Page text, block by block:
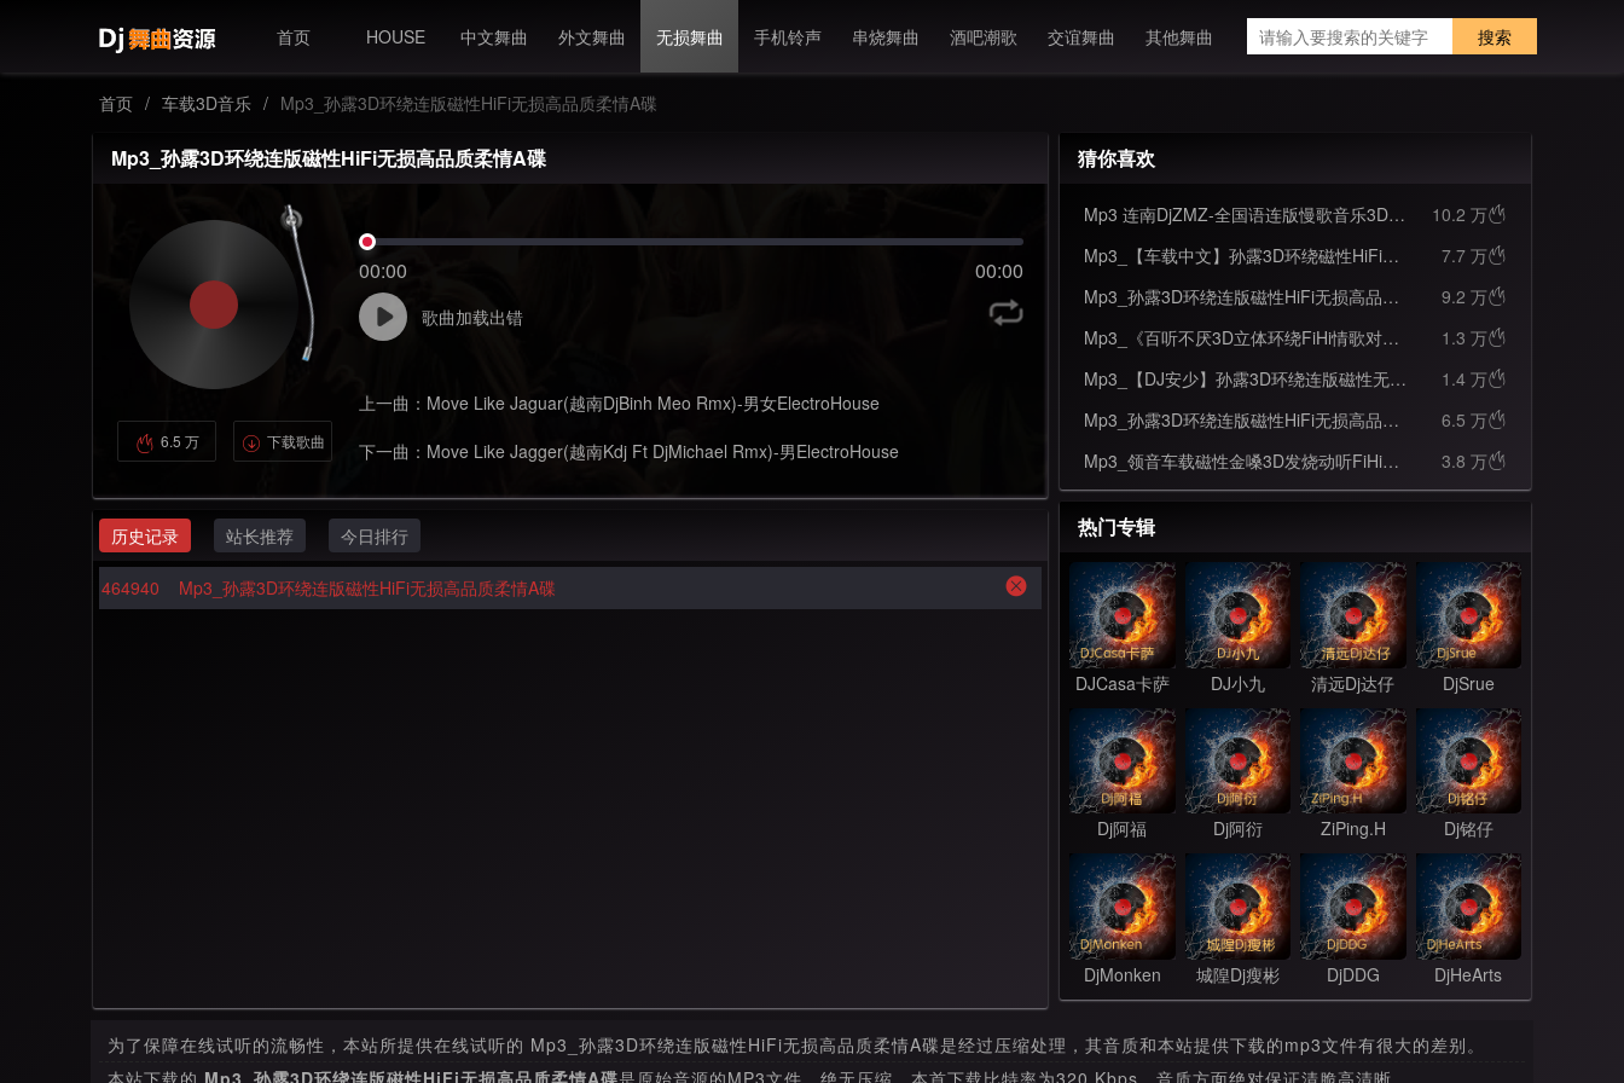
首页 HOUSE 中文舞曲 外文舞曲 无损舞曲 手机铃声 串烧舞曲 酒吧潮歌 交谊舞曲 其他舞曲 搜索
首页 / 车载3D音乐 / Mp3_孙露3D环绕连版磁性HiFi无损高品质柔情A碟
Mp3_孙露3D环绕连版磁性HiFi无损高品质柔情A碟
6.5 万 下载歌曲
00:00 00:00
歌曲加载出错
上一曲： Move Like Jaguar(越南DjBinh Meo Rmx)-男女ElectroHouse
下一曲： Move Like Jagger(越南Kdj Ft DjMichael Rmx)-男ElectroHouse
历史记录 站长推荐 今日排行
464940 Mp3_孙露3D环绕连版磁性HiFi无损高品质柔情A碟
猜你喜欢
Mp3 连南DjZMZ-全国语连版慢歌音乐3D环绕高音质孙露专辑串烧 10.2 万
Mp3_【车载中文】孙露3D环绕磁性HiFi无损柔情连版 7.7 万
Mp3_孙露3D环绕连版磁性HiFi无损高品质柔情B碟 9.2 万
Mp3_《百听不厌3D立体环绕FiHi情歌对唱黑胶试音A碟》 1.3 万
Mp3_【DJ安少】孙露3D环绕连版磁性无损柔情碟 1.4 万
Mp3_孙露3D环绕连版磁性HiFi无损高品质柔情A碟 6.5 万
Mp3_领音车载磁性金嗓3D发烧动听FiHi玛田音响试音碟 3.8 万
热门专辑
DJCasa卡萨 DJ小九 清远Dj达仔 DjSrue
Dj阿福 Dj阿衍 ZiPing.H Dj铭仔
DjMonken 城隍Dj瘦彬 DjDDG DjHeArts
为了保障在线试听的流畅性，本站所提供在线试听的 Mp3_孙露3D环绕连版磁性HiFi无损高品质柔情A碟是经过压缩处理，其音质和本站提供下载的mp3文件有很大的差别。
本站下载的 Mp3_孙露3D环绕连版磁性HiFi无损高品质柔情A碟是原始音源的MP3文件，绝无压缩，本首下载比特率为320 Kbps，音质方面绝对保证清脆高清晰。